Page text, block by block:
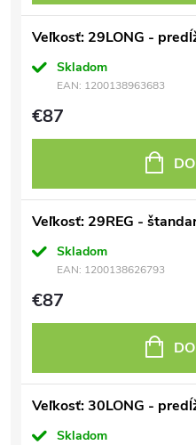
Veľkosť: 29LONG -
Skladom
EAN: 1200138963683
€87
Veľkosť: 29REG -
Skladom
EAN: 1200138626793
€87
Veľkosť: 30LONG -
Skladom